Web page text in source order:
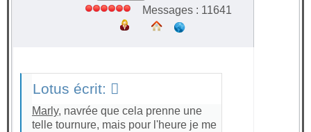
Messages : 11641
Lotus écrit:
Marly, navrée que cela prenne une
telle tournure, mais pour l'heure je me